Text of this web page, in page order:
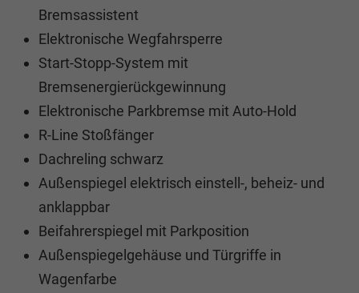
Bremsassistent
Elektronische Wegfahrsperre
Start-Stopp-System mit
Bremsenergierückgewinnung
Elektronische Parkbremse mit Auto-Hold
R-Line Stoßfänger
Dachreling schwarz
Außenspiegel elektrisch einstell-, beheiz- und
anklappbar
Beifahrerspiegel mit Parkposition
Außenspiegelgehäuse und Türgriffe in
Wagenfarbe